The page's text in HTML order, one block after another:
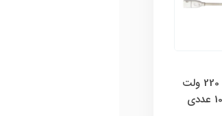
تبدیل وایرلسی ریسه 220 ولت